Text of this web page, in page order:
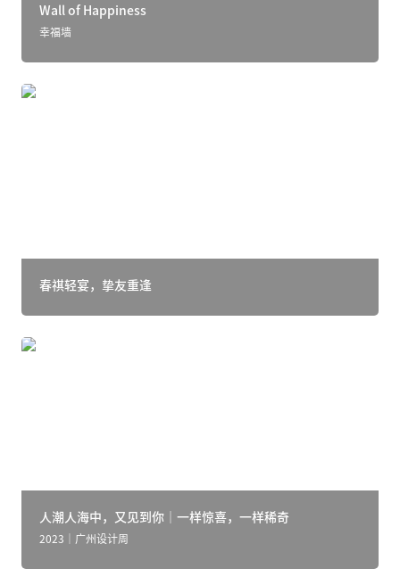
Wall of Happiness
幸福墙
春祺轻宴，挚友重逢
春祺轻宴，挚友重逢
人潮人海中，又见到你｜一样惊喜，一样稀奇
人潮人海中，又见到你｜一样惊喜，一样稀奇
2023｜广州设计周